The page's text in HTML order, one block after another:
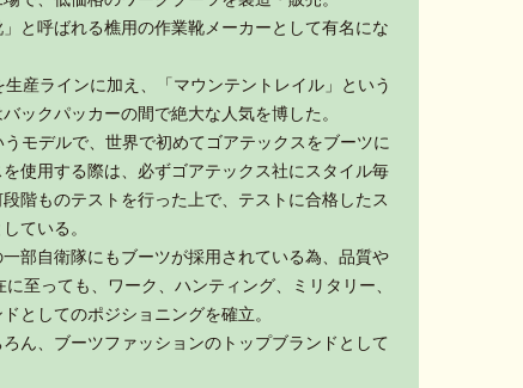
と呼ばれる樵用の作業靴メーカーとして有名にな
産ラインに加え、「マウンテントレイル」という
ックパッカーの間で絶大な人気を博した。
モデルで、世界で初めてゴアテックスをブーツに
使用する際は、必ずゴアテックス社にスタイル毎
階ものテストを行った上で、テストに合格したス
ている。
部自衛隊にもブーツが採用されている為、品質や
至っても、ワーク、ハンティング、ミリタリー、
としてのポジショニングを確立。
ん、ブーツファッションのトップブランドとして